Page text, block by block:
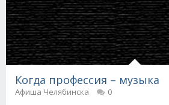
Когда профессия – музыка
Афиша Челябинска
0